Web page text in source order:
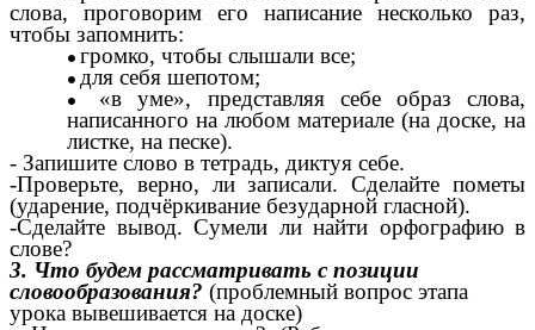
слова, проговорим его написание несколько раз,
чтобы запомнить:
громко, чтобы слышали все;
для себя шепотом;
«в уме», представляя себе образ слова,
написанного на любом материале (на доске, на
листке, на песке).
- Запишите слово в тетрадь, диктуя себе.
-Проверьте, верно, ли записали. Сделайте пометы
(ударение, подчёркивание безударной гласной).
-Сделайте вывод. Сумели ли найти орфографию в
слове?
3. Что будем рассматривать с позиции
словообразования? (проблемный вопрос этапа
урока вывешивается на доске)